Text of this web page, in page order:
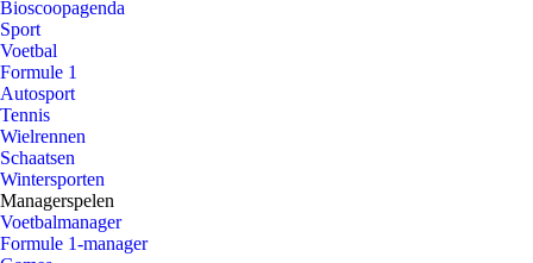
Bioscoopagenda
Sport
Voetbal
Formule 1
Autosport
Tennis
Wielrennen
Schaatsen
Wintersporten
Managerspelen
Voetbalmanager
Formule 1-manager